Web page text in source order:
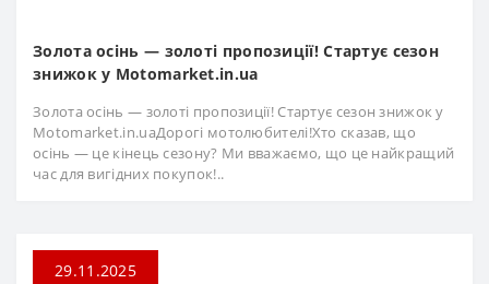
Золота осінь — золоті пропозиції! Стартує сезон
знижок у Motomarket.in.ua
Золота осінь — золоті пропозиції! Стартує сезон знижок у
Motomarket.in.uaДорогі мотолюбителі!Хто сказав, що
осінь — це кінець сезону? Ми вважаємо, що це найкращий
час для вигідних покупок!..
29.11.2025